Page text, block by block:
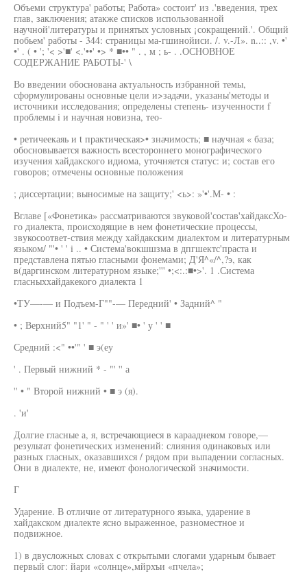
Объеми структура' работы; Работа» состоит' из .'введения, трех
глав, заключения; атакже списков использованной
научной'литературы и принятых условных ¡сокращений.'. Общий
побьем' работы - 344: страницы ма-гшинойиси. /. v.-Л». n..:: ,v. •'
•' . ( • '; '< >'■' <.'••' •> * ■•• " . , м ; ь- . .ОСНОВНОЕ
СОДЕРЖАНИЕ РАБОТЫ-' \
Во введении обоснована актуальность избранной темы,
сформулированы основные цели и>задачи, указаны'методы и
источники исследования; определены степень- изученности f
проблемы i и научная новизна, тео-
• ретичеекаяь и t практическая>• значимость; ■ научная « база;
обосновывается важность всестороннего монографического
изучения хайдакского идиома, уточняется статус: и; состав его
говоров; отмечены основные положения
; диссертации; выносимые на защиту;' <ь>: »'•'.М- • :
Вглаве [«Фонетика» рассматриваются звуковой'состав'хайдаксХо-
го диалекта, происходящие в нем фонетические процессы,
звукосоответ-ствия между хайдакским диалектом и литературным
языком/ "'• ' ' i .. • Система'вокшшзма в дпгшектс'праста и
представлена пятью гласными фонемами; Д'Я^«/^,?э, как
в(даргинском литературном языке;''' •;<:.:■•>'. 1 .Система
гласныххайдакекого диалекта 1
•ТУ—-— и Подъем-Г""-— Передний' • Задний^ "
• ; Верхний5" "1' " - " ' ' и»' ■• ' у ' ' ■
Средний :<" ••'" ' ■ э(еу
' . Первый нижний * - "' '' а
'' • " Второй нижний • ■ э (я).
. 'и'
Долгие гласные а, я, встречающиеся в карааднеком говоре,—
результат фонетических изменений: слияния одинаковых или
разных гласных, оказавшихся / рядом при выпадении согласных.
Они в диалекте, не, имеют фонологической значимости.
Г
Ударение. В отличие от литературного языка, ударение в
хайдакском диалекте ясно выраженное, разноместное и
подвижное.
1) в двусложных словах с открытыми слогами ударным бывает
первый слог: йари «солнце»,мйрхъи «пчела»;